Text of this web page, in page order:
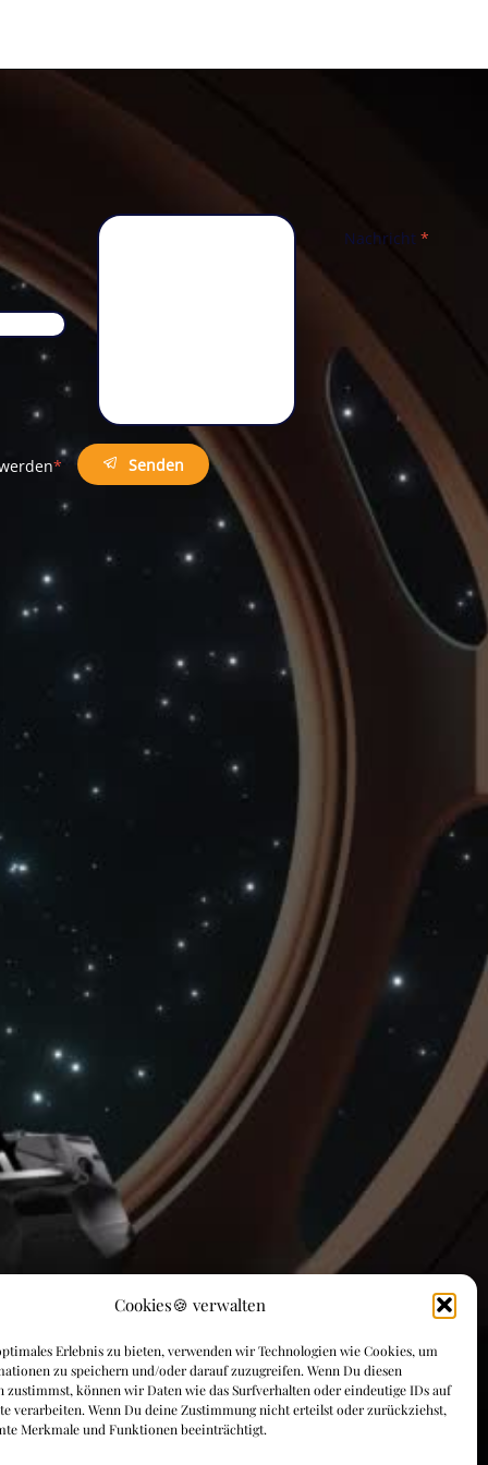
Cookies🍪 verwalten
Erlebnis zu bieten, verwenden wir Technologien wie Cookies, um
zu speichern und/oder darauf zuzugreifen. Wenn Du diesen
zustimmst, können wir Daten wie das Surfverhalten oder eindeutige IDs auf
verarbeiten. Wenn Du deine Zustimmung nicht erteilst oder zurückziehst,
Merkmale und Funktionen beeinträchtigt.
Nachricht *
* Senden